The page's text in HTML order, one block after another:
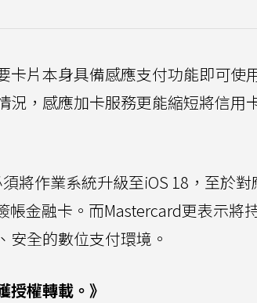
卡片本身具備感應支付功能即可使
況，感應加卡服務更能縮短將信用
將作業系統升級至iOS 18，至於
金融卡。而Mastercard更表示將
全的數位支付環境。
授權轉載。》